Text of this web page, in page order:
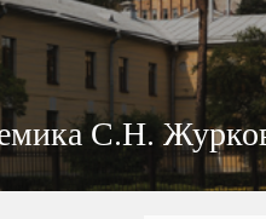
С.Н.